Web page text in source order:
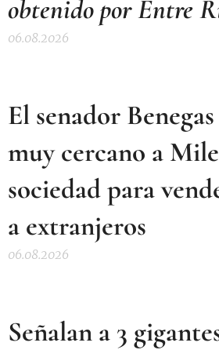
obtenido por Entre
06.08.2026
El senador
muy cercano a
sociedad para
a extranjeros
06.08.2026
Señalan a 3